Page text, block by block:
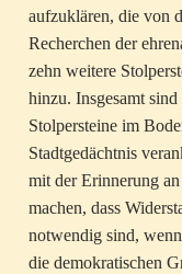
aufzuklären, die von
Recherchen der
zehn weitere
hinzu. Insgesamt
Stolpersteine im
Stadtgedächtnis
mit der Erinnerung
machen, dass
notwendig sind,
die demokratischen